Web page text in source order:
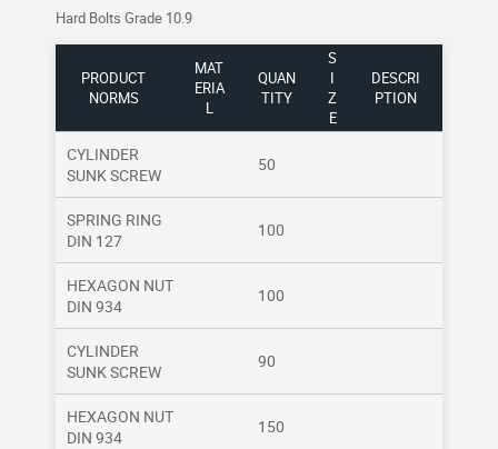
Hard Bolts Grade 10.9
PRODUCT
NORMS
MAT
ERIA
L
QUAN
TITY
S
I
Z
E
DESCRI
PTION
CYLINDER
SUNK SCREW
50
SPRING RING
DIN 127
100
HEXAGON NUT
DIN 934
100
CYLINDER
SUNK SCREW
90
HEXAGON NUT
DIN 934
150